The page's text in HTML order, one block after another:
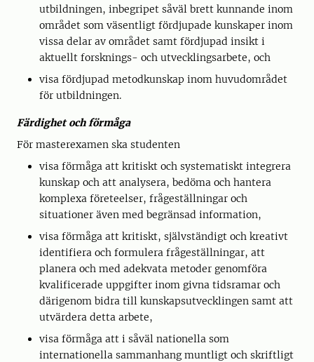
utbildningen, inbegripet såväl brett kunnande inom
området som väsentligt fördjupade kunskaper inom
vissa delar av området samt fördjupad insikt i
aktuellt forsknings- och utvecklingsarbete, och
visa fördjupad metodkunskap inom huvudområdet
för utbildningen.
Färdighet och förmåga
För masterexamen ska studenten
visa förmåga att kritiskt och systematiskt integrera
kunskap och att analysera, bedöma och hantera
komplexa företeelser, frågeställningar och
situationer även med begränsad information,
visa förmåga att kritiskt, självständigt och kreativt
identifiera och formulera frågeställningar, att
planera och med adekvata metoder genomföra
kvalificerade uppgifter inom givna tidsramar och
därigenom bidra till kunskapsutvecklingen samt att
utvärdera detta arbete,
visa förmåga att i såväl nationella som
internationella sammanhang muntligt och skriftligt